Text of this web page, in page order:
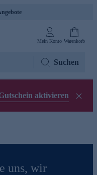
Mein Konto Warenkorb
Suchen
aktivieren
uns, wir